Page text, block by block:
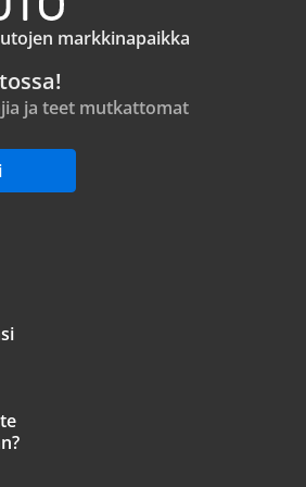
markkinapaikka
ja teet mutkattomat